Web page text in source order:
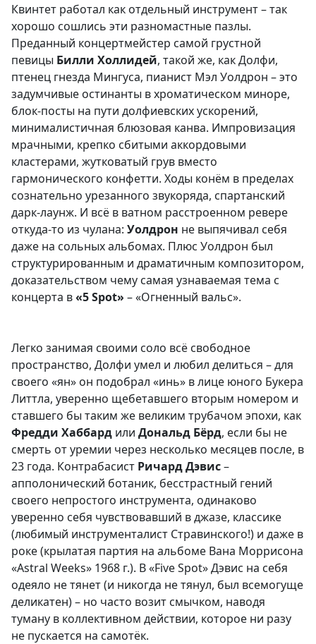
Квинтет работал как отдельный инструмент – так
хорошо сошлись эти разномастные пазлы.
Преданный концертмейстер самой грустной
певицы Билли Холлидей, такой же, как Долфи,
птенец гнезда Мингуса, пианист Мэл Уолдрон – это
задумчивые остинанты в хроматическом миноре,
блок-посты на пути долфиевских ускорений,
минималистичная блюзовая канва. Импровизация
мрачными, крепко сбитыми аккордовыми
кластерами, жутковатый грув вместо
гармонического конфетти. Ходы конём в пределах
сознательно урезанного звукоряда, спартанский
дарк-лаунж. И всё в ватном расстроенном ревере
откуда-то из чулана: Уолдрон не выпячивал себя
даже на сольных альбомах. Плюс Уолдрон был
структурированным и драматичным композитором,
доказательством чему самая узнаваемая тема с
концерта в«5 Spot» – «Огненный вальс».
Легко занимая своими соло всё свободное
пространство, Долфи умел и любил делиться – для
своего «ян» он подобрал «инь» в лице юного Букера
Литтла, уверенно щебетавшего вторым номером и
ставшего бы таким же великим трубачом эпохи, как
Фредди Хаббард или Дональд Бёрд, если бы не
смерть от уремии через несколько месяцев после, в
23 года. Контрабасист Ричард Дэвис–
апполонический ботаник, бесстрастный гений
своего непростого инструмента, одинаково
уверенно себя чувствовавший в джазе, классике
(любимый инструменталист Стравинского!) и даже в
роке (крылатая партия на альбоме Вана Моррисона
«Astral Weeks» 1968 г.). В «Five Spot» Дэвис на себя
одеяло не тянет (и никогда не тянул, был всемогуще
деликатен) – но часто возит смычком, наводя
туману в коллективном действии, которое ни разу
не пускается на самотёк.